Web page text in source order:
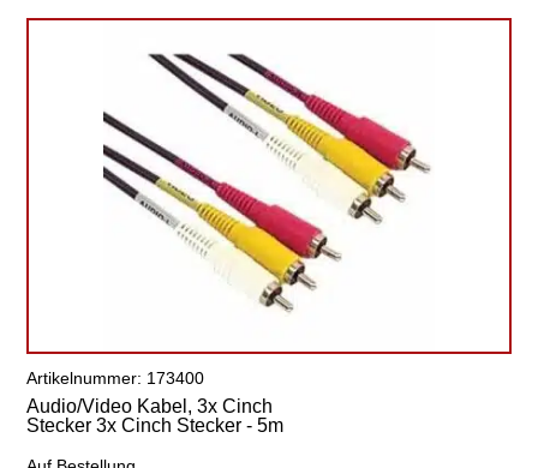
Artikelnummer: 173400
Audio/Video Kabel, 3x Cinch
Stecker 3x Cinch Stecker - 5m